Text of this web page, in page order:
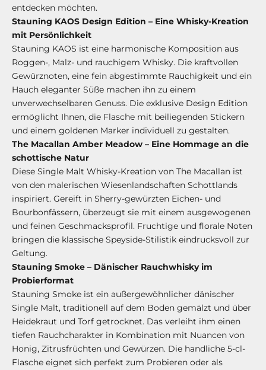
entdecken möchten.
Stauning KAOS Design Edition – Eine Whisky-Kreation
mit Persönlichkeit
Stauning KAOS ist eine harmonische Komposition aus
Roggen-, Malz- und rauchigem Whisky. Die kraftvollen
Gewürznoten, eine fein abgestimmte Rauchigkeit und ein
Hauch eleganter Süße machen ihn zu einem
unverwechselbaren Genuss. Die exklusive Design Edition
ermöglicht Ihnen, die Flasche mit beiliegenden Stickern
und einem goldenen Marker individuell zu gestalten.
The Macallan Amber Meadow – Eine Hommage an die
schottische Natur
Diese Single Malt Whisky-Kreation von The Macallan ist
von den malerischen Wiesenlandschaften Schottlands
inspiriert. Gereift in Sherry-gewürzten Eichen- und
Bourbonfässern, überzeugt sie mit einem ausgewogenen
und feinen Geschmacksprofil. Fruchtige und florale Noten
bringen die klassische Speyside-Stilistik eindrucksvoll zur
Geltung.
Stauning Smoke – Dänischer Rauchwhisky im
Probierformat
Stauning Smoke ist ein außergewöhnlicher dänischer
Single Malt, traditionell auf dem Boden gemälzt und über
Heidekraut und Torf getrocknet. Das verleiht ihm einen
tiefen Rauchcharakter in Kombination mit Nuancen von
Honig, Zitrusfrüchten und Gewürzen. Die handliche 5-cl-
Flasche eignet sich perfekt zum Probieren oder als